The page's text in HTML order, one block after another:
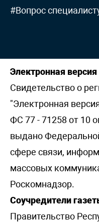
#Вопрос
Электронная
Свидетельство о
"Электронная
ФС 77 - 71258 от 10
выдано
сфере связи,
массовых
Роскомнадзор.
Соучредители
Правительство